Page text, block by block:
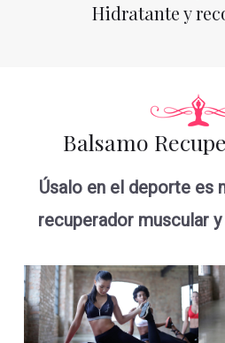
Hidratante y
Balsamo
Úsalo en el deporte es
recuperador muscular